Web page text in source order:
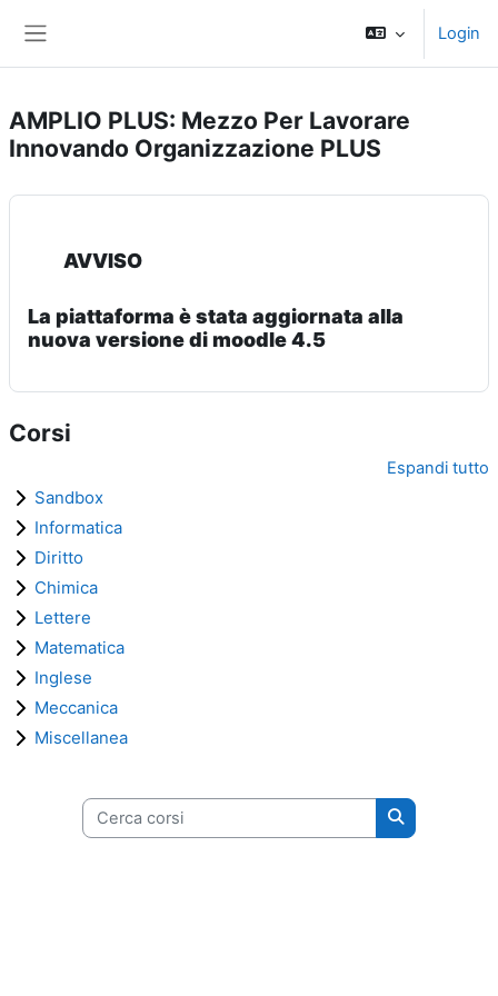
Login
AMPLIO PLUS: Mezzo Per Lavorare
Innovando Organizzazione PLUS
AVVISO
La piattaforma è stata aggiornata alla
nuova versione di moodle 4.5
Corsi
Espandi tutto
Sandbox
Informatica
Diritto
Chimica
Lettere
Matematica
Inglese
Meccanica
Miscellanea
Cerca corsi
Cerca corsi